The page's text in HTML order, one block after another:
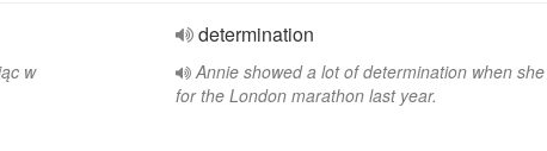
w
determination
Annie showed a lot of determination when
for the London marathon last year.